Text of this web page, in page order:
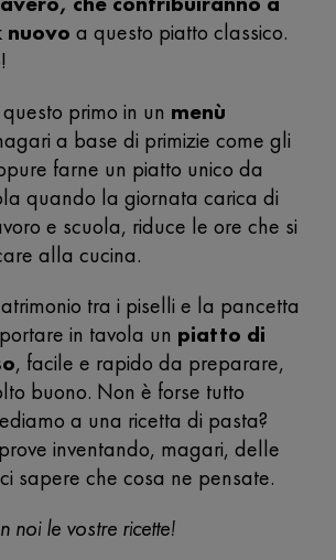
nuovo a questo piatto classico.
primo in un menù
a base di primizie come gli
farne un piatto unico da
quando la giornata carica di
e scuola, riduce le ore che si
alla cucina.
tra i piselli e la pancetta
in tavola un piatto di
, facile e rapido da preparare,
buono. Non è forse tutto
a una ricetta di pasta?
inventando, magari, delle
sapere che cosa ne pensate.
noi le vostre ricette!